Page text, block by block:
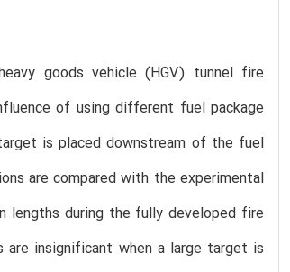
goods vehicle (HGV) tunnel fire
of using different fuel package
is placed downstream of the fuel
are compared with the experimental
lengths during the fully developed fire
insignificant when a large target is